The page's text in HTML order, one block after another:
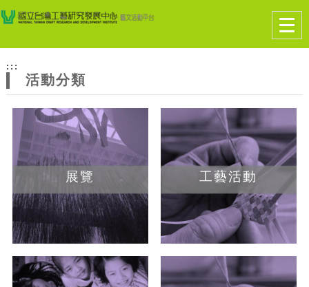
網
站
主
題
跳到主要內容
網站導覽
:::
活動分類
展覽 工藝活動